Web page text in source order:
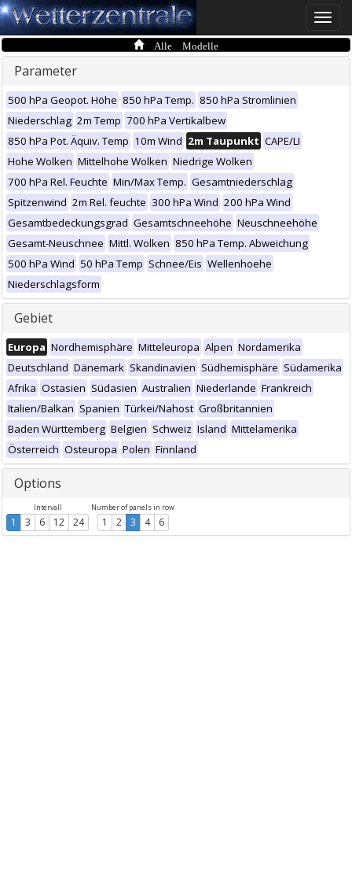
Toggle
Alle Modelle
Parameter
500 hPa Geopot. Höhe 850 hPa Temp. 850 hPa Stromlinien
Niederschlag 2m Temp 700 hPa Vertikalbew
850 hPa Pot. Äquiv. Temp 10m Wind 2m Taupunkt CAPE/LI
Hohe Wolken Mittelhohe Wolken Niedrige Wolken
700 hPa Rel. Feuchte Min/Max Temp. Gesamtniederschlag
Spitzenwind 2m Rel. feuchte 300 hPa Wind 200 hPa Wind
Gesamtbedeckungsgrad Gesamtschneehöhe Neuschneehöhe
Gesamt-Neuschnee Mittl. Wolken 850 hPa Temp. Abweichung
500 hPa Wind 50 hPa Temp Schnee/Eis Wellenhoehe
Niederschlagsform
Gebiet
Europa Nordhemisphäre Mitteleuropa Alpen Nordamerika
Deutschland Dänemark Skandinavien Südhemisphäre Südamerika
Afrika Ostasien Südasien Australien Niederlande Frankreich
Italien/Balkan Spanien Türkei/Nahost Großbritannien
Baden Württemberg Belgien Schweiz Island Mittelamerika
Österreich Osteuropa Polen Finnland
Options
Intervall
1 3 6 12 24
Number of panels in row
1 2 3 4 6